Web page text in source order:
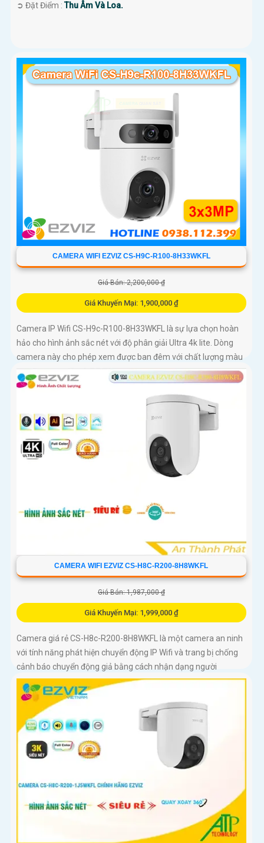
️➲ Đặt Điểm :Thu Âm Và Loa.
CAMERA WIFI EZVIZ CS-H9C-R100-8H33WKFL
Giá Bán: 2,200,000 ₫
Giá Khuyến Mại: 1,900,000 ₫
Camera IP Wifi CS-H9c-R100-8H33WKFL là sự lựa chọn hoàn
hảo cho hình ảnh sắc nét với độ phân giải Ultra 4k lite. Dòng
camera này cho phép xem được ban đêm với chất lượng màu
sắc như ban ngày, đến 30m
CAMERA WIFI EZVIZ CS-H8C-R200-8H8WKFL
Giá Bán: 1,987,000 ₫
Giá Khuyến Mại: 1,999,000 ₫
Camera giá rẻ CS-H8c-R200-8H8WKFL là một camera an ninh
với tính năng phát hiện chuyển động IP Wifi và trang bị chống
cảnh báo chuyển động giả bằng cách nhận dạng người
camera còn được trang bị chống ngược sáng DWDR công
nghệ giám sát ban đêm Full Color 20m camera có thiết kế nhỏ
gọn xoay 360 độ và có khe cắm thẻ nhớ Micro SD 512GB với
khả năng thu âm và phát âm thanh to rõ